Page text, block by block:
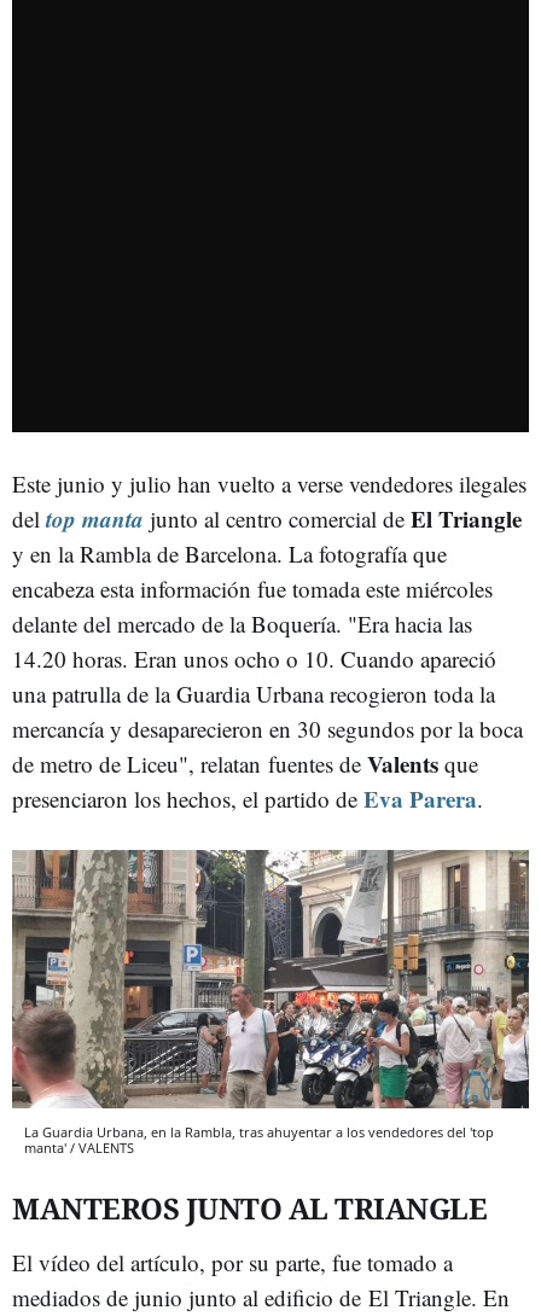
Este junio y julio han vuelto a verse vendedores ilegales
deltop manta junto al centro comercial de El Triangle
y en la Rambla de Barcelona. La fotografía que
encabeza esta información fue tomada este miércoles
delante del mercado de la Boquería. "Era hacia las
14.20 horas. Eran unos ocho o 10. Cuando apareció
una patrulla de la Guardia Urbana recogieron toda la
mercancía y desaparecieron en 30 segundos por la boca
de metro de Liceu", relatan fuentes de Valents que
presenciaron los hechos, el partido de Eva Parera.
La Guardia Urbana, en la Rambla, tras ahuyentar a los vendedores del 'top
manta' / VALENTS
MANTEROS JUNTO AL TRIANGLE
El vídeo del artículo, por su parte, fue tomado a
mediados de junio junto al edificio de El Triangle. En